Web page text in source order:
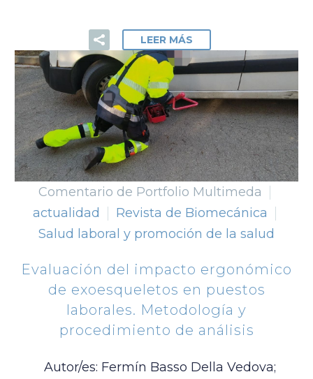
LEER MÁS
Comentario de Portfolio Multimeda
actualidad
Revista de Biomecánica
Salud laboral y promoción de la salud
Evaluación del impacto ergonómico
de exoesqueletos en puestos
laborales. Metodología y
procedimiento de análisis
Autor/es: Fermín Basso Della Vedova;